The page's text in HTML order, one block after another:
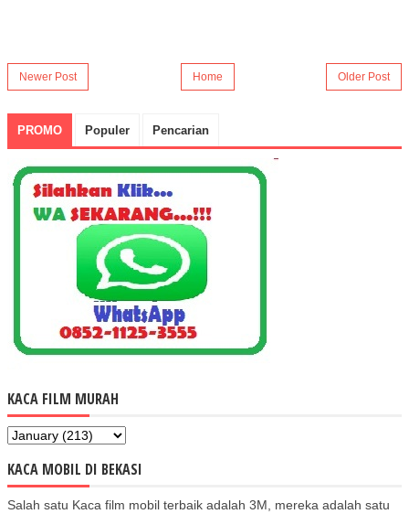
Newer Post Older Post
Home
PROMO Populer Pencarian
KACA FILM MURAH
KACA MOBIL DI BEKASI
Salah satu Kaca film mobil terbaik adalah 3M, mereka adalah satu